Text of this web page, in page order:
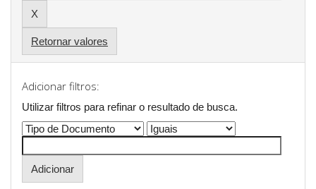
Retornar valores
Adicionar filtros:
Utilizar filtros para refinar o resultado de busca.